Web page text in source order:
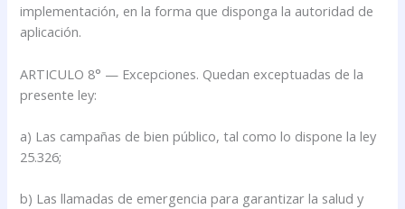
implementación, en la forma que disponga la autoridad de
aplicación.
ARTICULO 8° — Excepciones. Quedan exceptuadas de la
presente ley:
a) Las campañas de bien público, tal como lo dispone la ley
25.326;
b) Las llamadas de emergencia para garantizar la salud y